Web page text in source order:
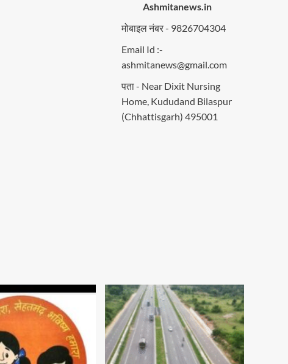
Ashmitanews.in
मोबाइल नंबर - 9826704304
Email Id :-
ashmitanews@gmail.com
पता - Near Dixit Nursing
Home, Kududand Bilaspur
(Chhattisgarh) 495001